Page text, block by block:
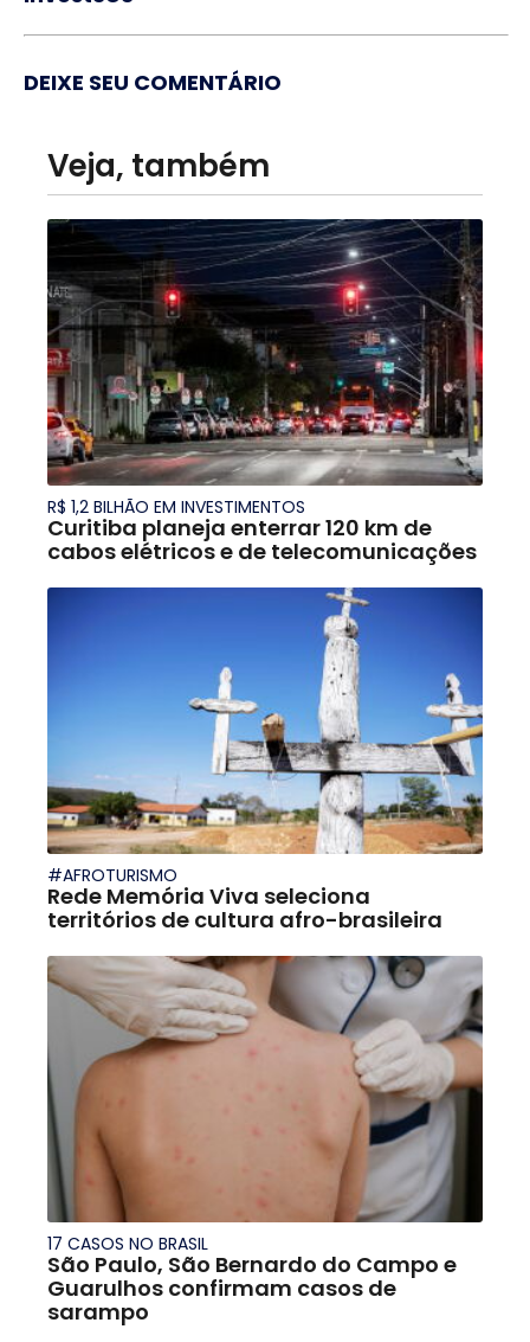
DEIXE SEU COMENTÁRIO
Veja, também
R$ 1,2 BILHÃO EM INVESTIMENTOS
Curitiba planeja enterrar 120 km de
cabos elétricos e de telecomunicações
#AFROTURISMO
Rede Memória Viva seleciona
territórios de cultura afro-brasileira
17 CASOS NO BRASIL
São Paulo, São Bernardo do Campo e
Guarulhos confirmam casos de
sarampo